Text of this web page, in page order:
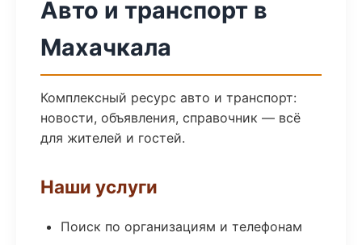
Авто и транспорт в
Махачкала
Комплексный ресурс авто и транспорт:
новости, объявления, справочник — всё
для жителей и гостей.
Наши услуги
Поиск по организациям и телефонам